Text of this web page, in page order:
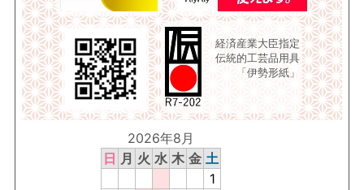
経済産業大臣指定
伝統的工芸品用具
「伊勢形紙」
2026年8月
日 月 火 水 木 金 土
1